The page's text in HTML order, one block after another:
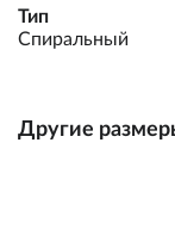
Тип
Спиральный
Другие